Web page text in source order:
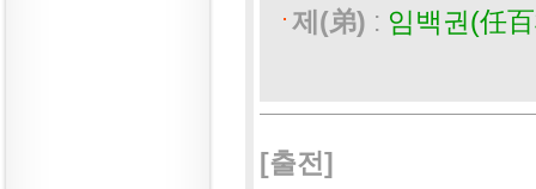
제(弟) : 임백권(任
[출전]